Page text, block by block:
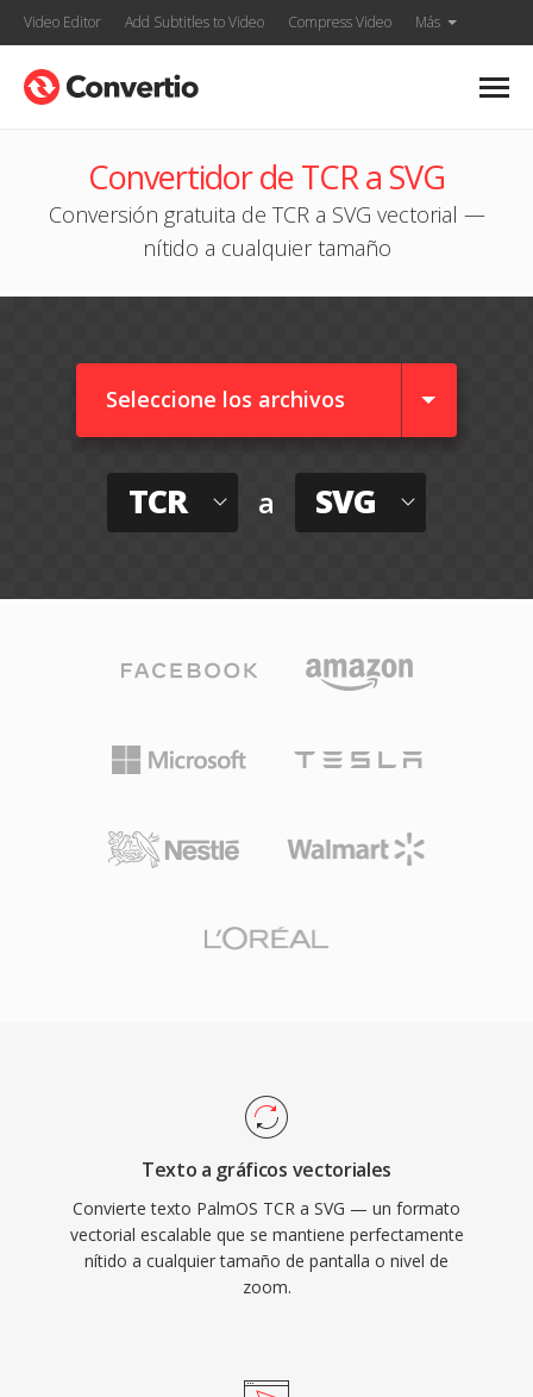
Video Editor Add Subtitles to Video Compress Video Más
Convertidor de TCR a SVG
Conversión gratuita de TCR a SVG vectorial —
nítido a cualquier tamaño
Seleccione los archivos
TCR a SVG
Texto a gráficos vectoriales
Convierte texto PalmOS TCR a SVG — un formato
vectorial escalable que se mantiene perfectamente
nítido a cualquier tamaño de pantalla o nivel de
zoom.